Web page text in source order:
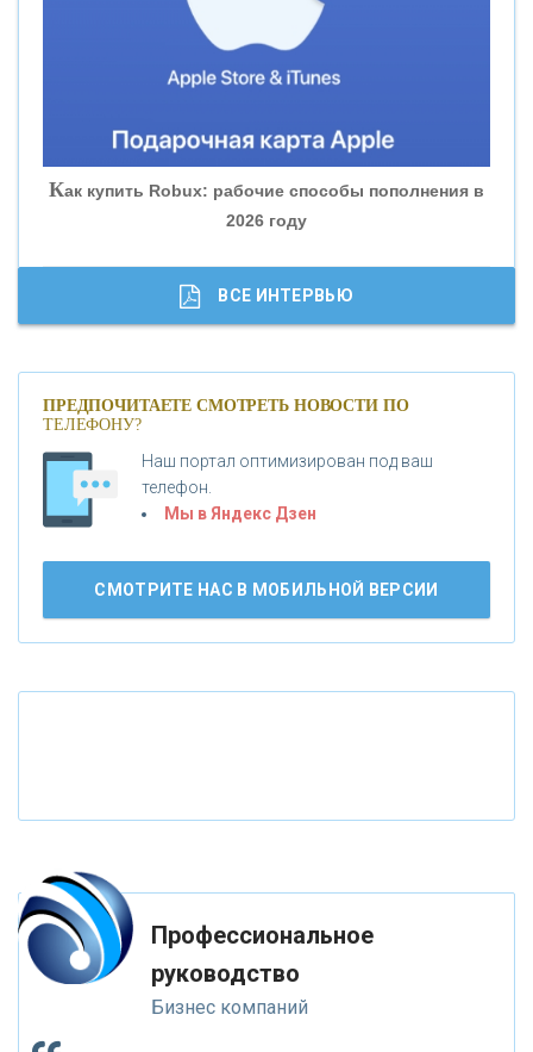
«БАНК ГЛОБЭКС»
«СОВКОМБАНК»
«ГАЗПРОМБАНК»
«МОСКОВСКИЙ КРЕДИТНЫЙ БАНК»
«БАНК ВОЗРОЖДЕНИЕ»
АО «КРЕДИТ ЕВРОПА БАНК»
«ФК ОТКРЫТИЕ»
«ЗАПСИБКОМБАНК»
«РОСЕВРОБАНК»
Как купить Robux: рабочие способы пополнения в
2026 году
Банки.ру обновил логотип впервые за 19 лет -
ВСЕ ИНТЕРВЬЮ
ПРЕДПОЧИТАЕТЕ СМОТРЕТЬ НОВОСТИ ПО
ТЕЛЕФОНУ?
Наш портал оптимизирован под ваш
телефон.
Мы в Яндекс Дзен
СМОТРИТЕ НАС В МОБИЛЬНОЙ ВЕРСИИ
Профессиональное
руководство
Бизнес компаний